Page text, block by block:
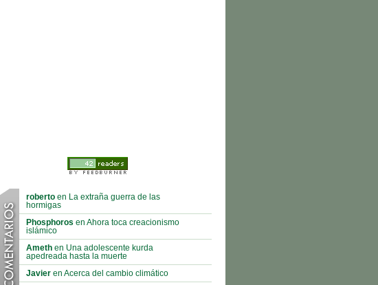
roberto en La extraña guerra de las
hormigas
Phosphoros en Ahora toca creacionismo
islámico
Ameth en Una adolescente kurda
apedreada hasta la muerte
Javier en Acerca del cambio climático